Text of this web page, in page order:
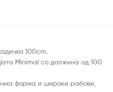
100cm.
Minimal со должина од 100
форма и широки рабови,